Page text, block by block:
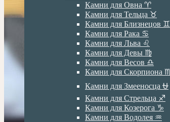
Камни для Овна ♈️
Камни для Тельца ♉️
Камни для Близнецов ♊️
Камни для Рака ♋️
Камни для Льва ♌️
Камни для Девы ♍️
Камни для Весов ♎️
Камни для Скорпиона ♏️
Камни для Змееносца ⛎
Камни для Стрельца ♐️
Камни для Козерога ♑️
Камни для Водолея ♒️